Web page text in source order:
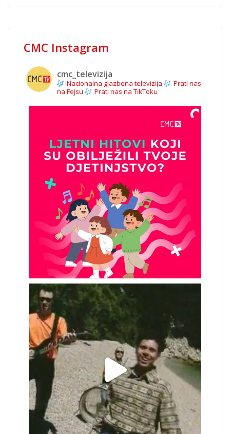
CMC Instagram
cmc_televizija
Nacionalna glazbena televizija
Prati nas
na Fejsu
Prati nas na TikToku